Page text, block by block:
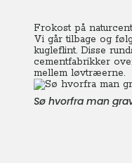
Frokost på
Vi går tilbage og
kugleflint. Disse
cementfabrikker
mellem løvtræerne.
Sø hvorfra man